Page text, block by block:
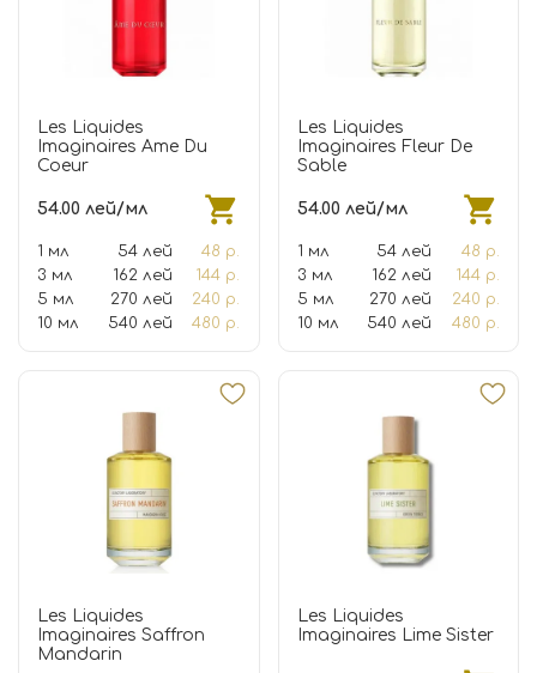
Les Liquides
Imaginaires Ame Du
Coeur
54.00 лей/мл
1 мл 54 лей
48 р.
3 мл
162 лей
144 р.
5 мл
270 лей
240 р.
10 мл
540 лей 480 р.
Les Liquides
Imaginaires Fleur De
Sable
54.00 лей/мл
1 мл 54 лей
48 р.
3 мл
162 лей
144 р.
5 мл
270 лей
240 р.
10 мл
540 лей 480 р.
Les Liquides
Imaginaires Saffron
Mandarin
Les Liquides
Imaginaires Lime Sister